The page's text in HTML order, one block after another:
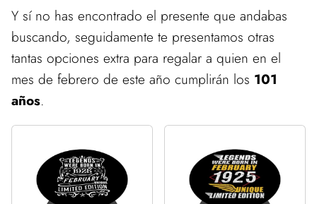
Y sí no has encontrado el presente que andabas
buscando, seguidamente te presentamos otras
tantas opciones extra para regalar a quien en el
mes de febrero de este año cumplirán los 101
años.